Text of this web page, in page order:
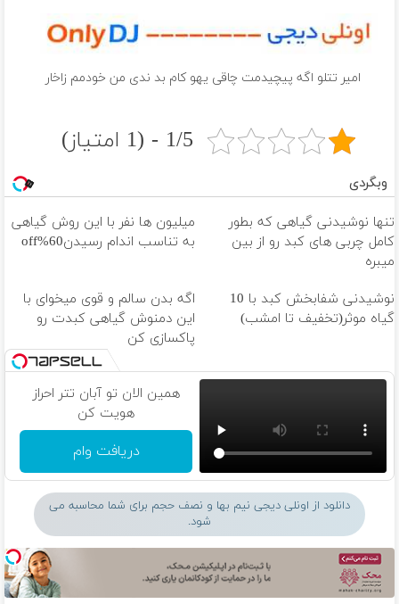
امیر تتلو اگه پیچیدمت چاقی یهو کام بد ندی من خودمم زاخار
1/5 - (1 امتیاز)
وبگردی
تنها نوشیدنی گیاهی که بطور
کامل چربی های کبد رو از بین
میبره
میلیون ها نفر با این روش گیاهی
به تناسب اندام رسیدن60%off
نوشیدنی شفابخش کبد با 10
گیاه موثر(تخفیف تا امشب)
اگه بدن سالم و قوی میخوای با
این دمنوش گیاهی کبدت رو
پاکسازی کن
همین الان تو آبان تتر احراز
هویت کن
دریافت وام
دانلود از اونلی دیجی نیم بها و نصف حجم برای شما محاسبه می
شود.